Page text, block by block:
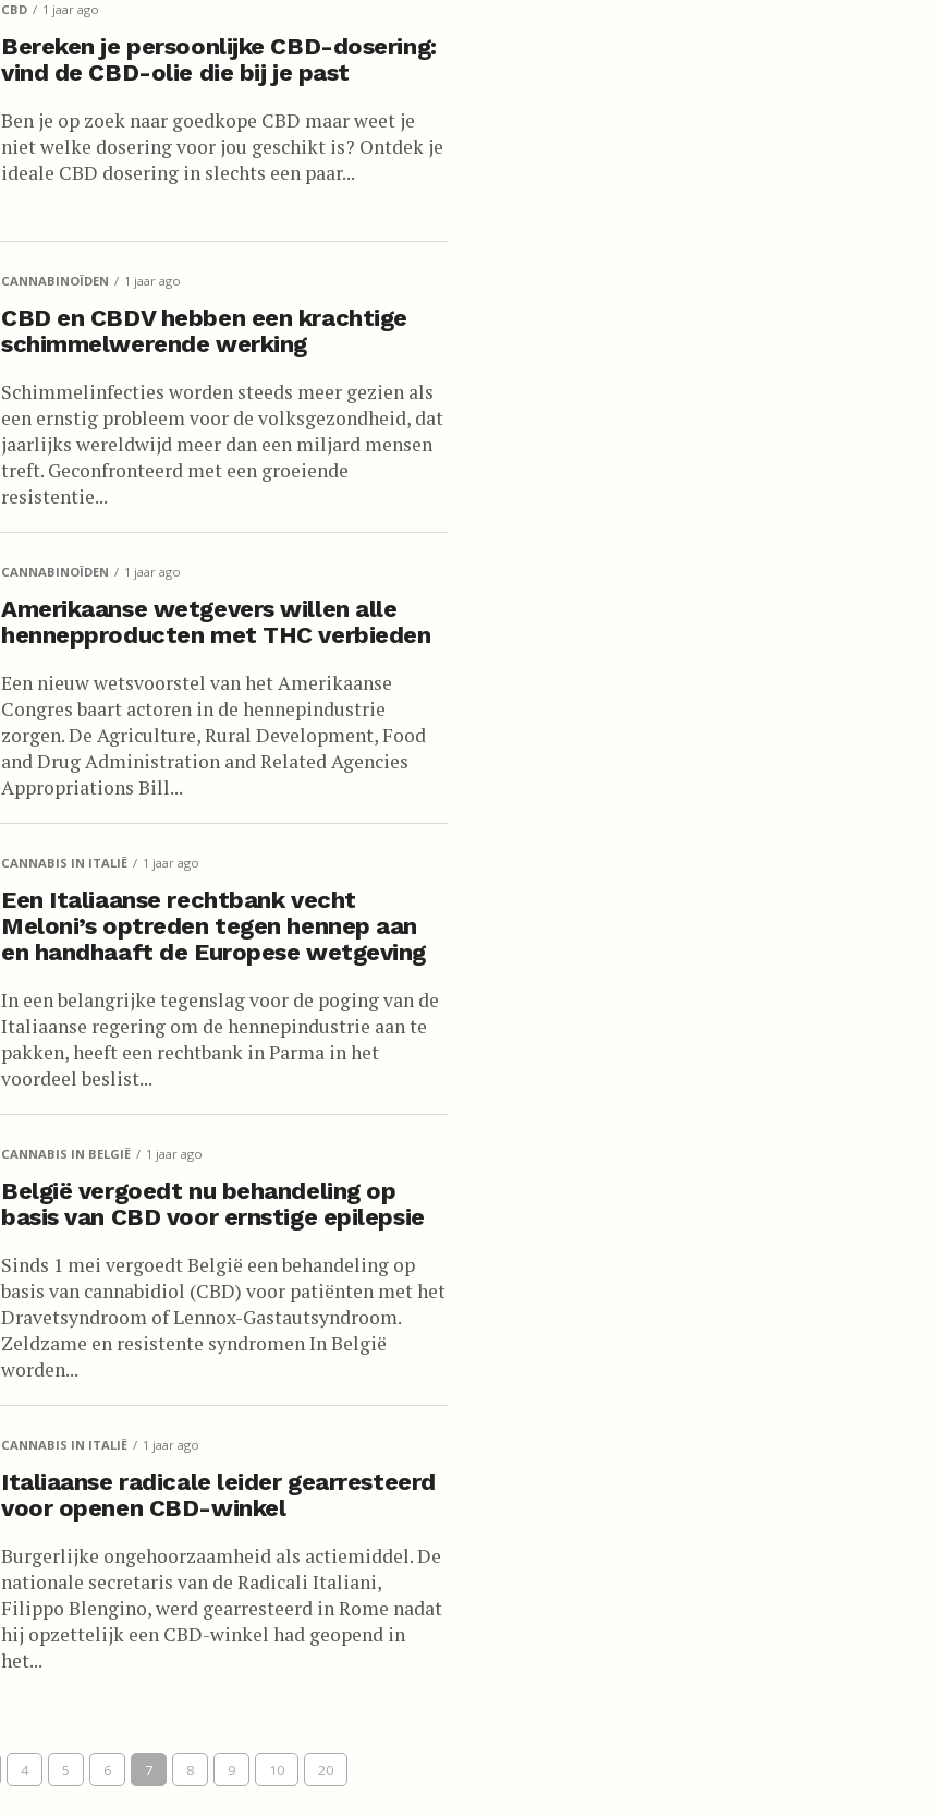
CBD 1 jaar ago
Bereken je persoonlijke CBD-dosering:
vind de CBD-olie die bij je past
Ben je op zoek naar goedkope CBD maar weet je
niet welke dosering voor jou geschikt is? Ontdek je
ideale CBD dosering in slechts een paar...
CANNABINOÏDEN 1 jaar ago
CBD en CBDV hebben een krachtige
schimmelwerende werking
Schimmelinfecties worden steeds meer gezien als
een ernstig probleem voor de volksgezondheid, dat
jaarlijks wereldwijd meer dan een miljard mensen
treft. Geconfronteerd met een groeiende
resistentie...
CANNABINOÏDEN 1 jaar ago
Amerikaanse wetgevers willen alle
hennepproducten met THC verbieden
Een nieuw wetsvoorstel van het Amerikaanse
Congres baart actoren in de hennepindustrie
zorgen. De Agriculture, Rural Development, Food
and Drug Administration and Related Agencies
Appropriations Bill...
CANNABIS IN ITALIË 1 jaar ago
Een Italiaanse rechtbank vecht
Meloni’s optreden tegen hennep aan
en handhaaft de Europese wetgeving
In een belangrijke tegenslag voor de poging van de
Italiaanse regering om de hennepindustrie aan te
pakken, heeft een rechtbank in Parma in het
voordeel beslist...
CANNABIS IN BELGIË 1 jaar ago
België vergoedt nu behandeling op
basis van CBD voor ernstige epilepsie
Sinds 1 mei vergoedt België een behandeling op
basis van cannabidiol (CBD) voor patiënten met het
Dravetsyndroom of Lennox-Gastautsyndroom.
Zeldzame en resistente syndromen In België
worden...
CANNABIS IN ITALIË 1 jaar ago
Italiaanse radicale leider gearresteerd
voor openen CBD-winkel
Burgerlijke ongehoorzaamheid als actiemiddel. De
nationale secretaris van de Radicali Italiani,
Filippo Blengino, werd gearresteerd in Rome nadat
hij opzettelijk een CBD-winkel had geopend in
het...
4 5 6 7 8 9 10
20